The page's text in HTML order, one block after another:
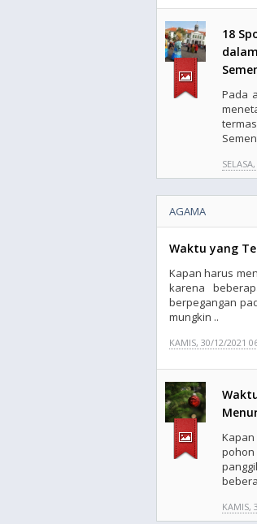
18
Pada
AGAMA
Waktu yang
Kapan harus
karena
berpegangan
mungkin ..
KAMIS, 30/12/2021
KAMIS,